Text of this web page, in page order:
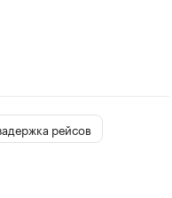
рейсов